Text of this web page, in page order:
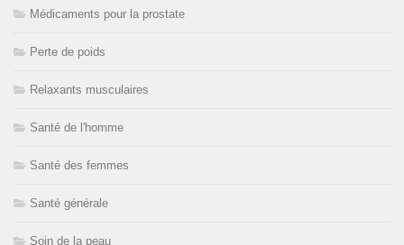
Médicaments pour la prostate
Perte de poids
Relaxants musculaires
Santé de l'homme
Santé des femmes
Santé générale
Soin de la peau